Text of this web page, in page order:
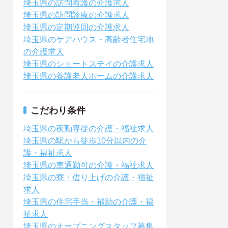
埼玉県の訪問看護の介護求人
埼玉県の訪問診療の介護求人
埼玉県の定期巡回の介護求人
埼玉県のケアハウス・高齢者住宅地
の介護求人
埼玉県のショートステイの介護求人
埼玉県の養護老人ホームの介護求人
こだわり条件
埼玉県の夜勤専従の介護・福祉求人
埼玉県の駅から徒歩10分以内の介
護・福祉求人
埼玉県の車通勤可の介護・福祉求人
埼玉県の寮・借り上げの介護・福祉
求人
埼玉県の住宅手当・補助の介護・福
祉求人
埼玉県のオープニングスタッフ募集